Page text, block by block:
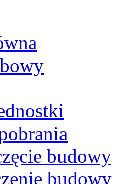
budowy
budowy